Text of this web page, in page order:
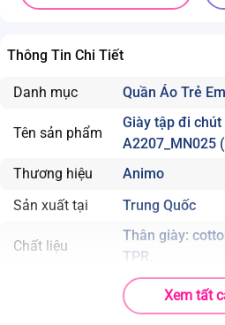
Thông Tin Chi Tiết
Danh mục Quần Áo Trẻ Em
Tên sản phẩm
Giày tập đi
A2207_MN025
Thương hiệu
Animo
Sản xuất tại
Trung Quốc
Chất liệu
Thân giày:
TPR.
Bé từ 1-3 tuổi
Xem tất